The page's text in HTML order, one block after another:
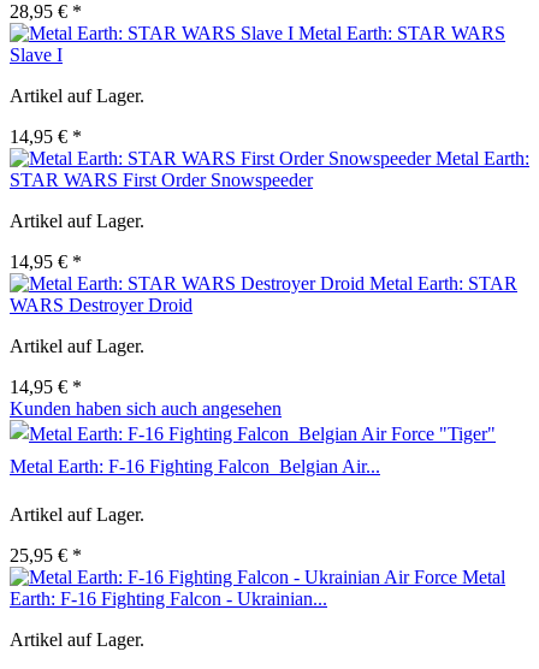
28,95 € *
Metal Earth: STAR WARS
Slave I
Artikel auf Lager.
14,95 € *
Metal Earth:
STAR WARS First Order Snowspeeder
Artikel auf Lager.
14,95 € *
Metal Earth: STAR
WARS Destroyer Droid
Artikel auf Lager.
14,95 € *
Kunden haben sich auch angesehen
Metal Earth: F-16 Fighting Falcon  Belgian Air...
Artikel auf Lager.
25,95 € *
Metal
Earth: F-16 Fighting Falcon - Ukrainian...
Artikel auf Lager.